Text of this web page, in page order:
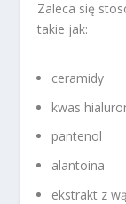
Zaleca się
takie jak:
ceramidy
kwas
pantenol
alantoina
ekstrakt z